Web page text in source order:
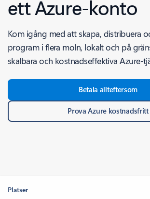
ett Azure-konto
Kom igång med att skapa, distribuera
program i flera moln, lokalt och på
skalbara och kostnadseffektiva Azure-
Betala allteftersom
Prova Azure kostnadsfritt
Platser